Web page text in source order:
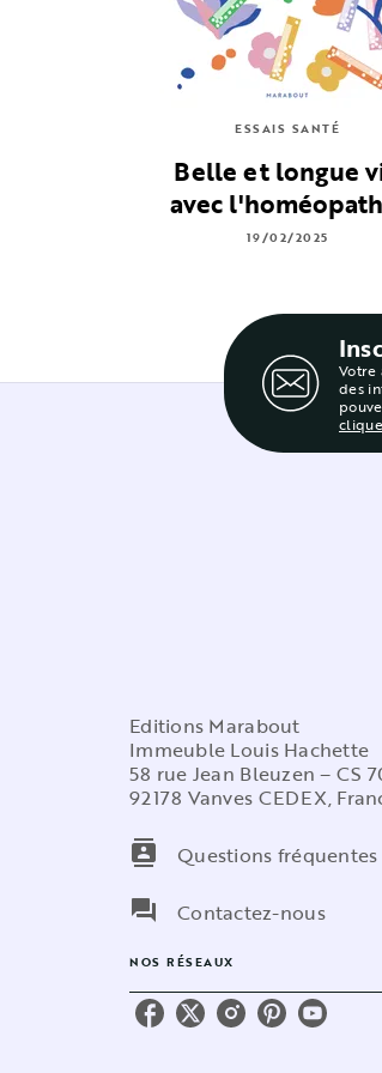
ESSAIS SANTÉ
Belle et longue
avec
19/02/2025
Votre
des
Editions Marabout
Immeuble Louis Hachette
58 rue Jean Bleuzen – CS
92178 Vanves CEDEX,
contacts
Questions fréquentes
question_answer
Contactez-nous
NOS RÉSEAUX